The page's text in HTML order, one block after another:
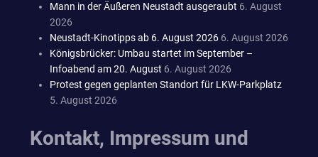
Mann in der Äußeren Neustadt ausgeraubt 6. August
2026
Neustadt-Kinotipps ab 6. August 2026 6. August 2026
Königsbrücker: Umbau startet im September –
Infoabend am 20. August 6. August 2026
Protest gegen geplanten Standort für LKW-Parkplatz
5. August 2026
Kontakt, Impressum und